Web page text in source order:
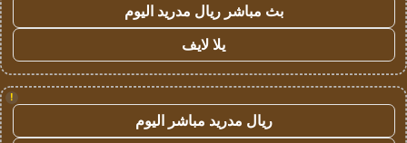
بث مباشر ريال مدريد اليوم
يلا لايف
!
ريال مدريد مباشر اليوم